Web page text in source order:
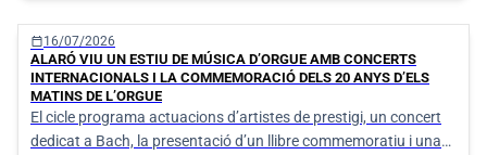
calendar_today16/07/2026
ALARÓ VIU UN ESTIU DE MÚSICA D’ORGUE AMB CONCERTS
INTERNACIONALS I LA COMMEMORACIÓ DELS 20 ANYS D’ELS
MATINS DE L’ORGUE
El cicle programa actuacions d’artistes de prestigi, un concert
dedicat a Bach, la presentació d’un llibre commemoratiu i una